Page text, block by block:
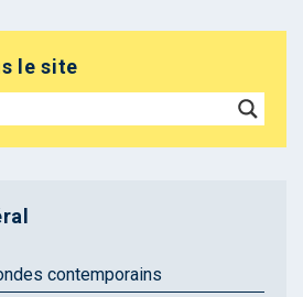
le site
contemporains